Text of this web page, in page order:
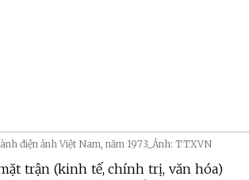
điện ảnh Việt Nam, năm 1973_Ảnh: TTXVN
trận (kinh tế, chính trị, văn hóa)